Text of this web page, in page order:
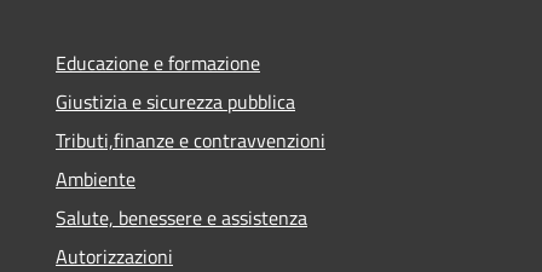
Educazione e formazione
Giustizia e sicurezza pubblica
Tributi,finanze e contravvenzioni
Ambiente
Salute, benessere e assistenza
Autorizzazioni